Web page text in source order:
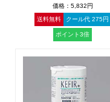
価格：5,832円
送料無料
クール代 275円
ポイント3倍